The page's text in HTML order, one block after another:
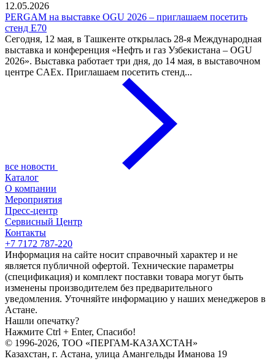
12.05.2026
PERGAM на выставке OGU 2026 – приглашаем посетить
стенд E70
Сегодня, 12 мая, в Ташкенте открылась 28-я Международная
выставка и конференция «Нефть и газ Узбекистана – OGU
2026». Выставка работает три дня, до 14 мая, в выставочном
центре CAEx. Приглашаем посетить стенд...
все новости
Каталог
О компании
Мероприятия
Пресс-центр
Сервисный Центр
Контакты
+7 7172 787-220
Информация на сайте носит справочный характер и не
является публичной офертой. Технические параметры
(спецификация) и комплект поставки товара могут быть
изменены производителем без предварительного
уведомления. Уточняйте информацию у наших менеджеров в
Астане.
Нашли опечатку?
Нажмите Ctrl + Enter, Спасибо!
© 1996-2026, ТОО «ПЕРГАМ-КАЗАХСТАН»
Казахстан, г. Астана, улица Амангельды Иманова 19